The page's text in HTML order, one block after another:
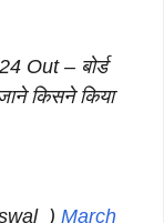
Out – बोर्ड
किसने किया
March